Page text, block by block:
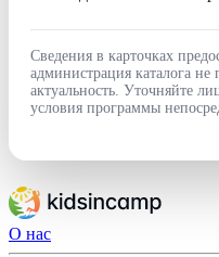
Сведения в карточках
администрация каталога не
актуальность. Уточняйте
условия программы
О нас